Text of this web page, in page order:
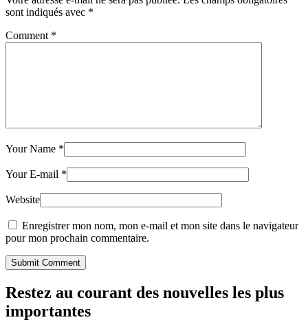
sont indiqués avec *
Comment *
Your Name *
Your E-mail *
Website
Enregistrer mon nom, mon e-mail et mon site dans le navigateur
pour mon prochain commentaire.
Submit Comment
Restez au courant des nouvelles les plus
importantes